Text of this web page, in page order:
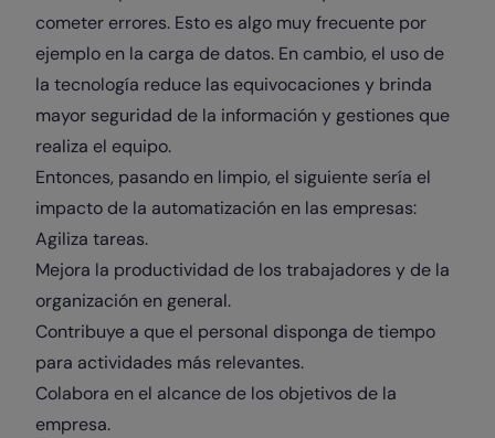
cometer errores. Esto es algo muy frecuente por
ejemplo en la carga de datos. En cambio, el uso de
la tecnología reduce las equivocaciones y brinda
mayor seguridad de la información y gestiones que
realiza el equipo.
Entonces, pasando en limpio, el siguiente sería el
impacto de la automatización en las empresas:
Agiliza tareas.
Mejora la productividad de los trabajadores y de la
organización en general.
Contribuye a que el personal disponga de tiempo
para actividades más relevantes.
Colabora en el alcance de los objetivos de la
empresa.